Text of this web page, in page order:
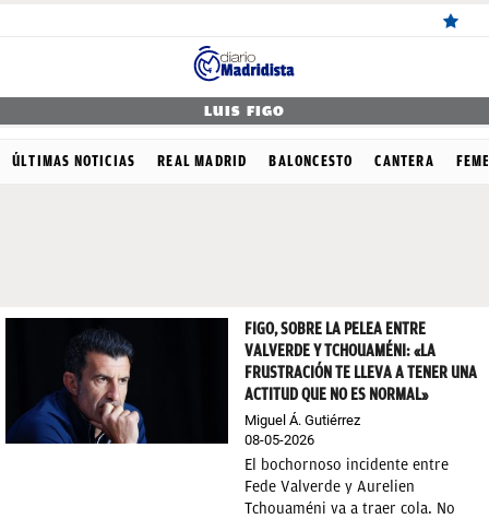
NOTICIAS
FICHAJES
DIRECTO
FEMENINO
LUIS FIGO
ÚLTIMAS NOTICIAS REAL MADRID BALONCESTO CANTERA
FIGO, SOBRE LA PELEA ENTRE
VALVERDE Y TCHOUAMÉNI: «LA
FRUSTRACIÓN TE LLEVA A TENER UNA
ACTITUD QUE NO ES NORMAL»
Miguel Á. Gutiérrez
08-05-2026
El bochornoso incidente entre
Fede Valverde y Aurelien
Tchouaméni va a traer cola. No